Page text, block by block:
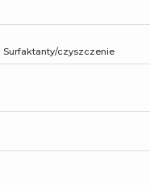
Surfaktanty/czyszczenie